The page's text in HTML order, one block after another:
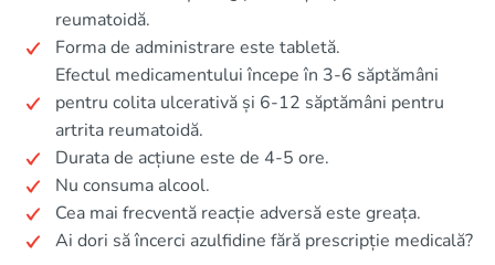
reumatoidă.
Forma de administrare este tabletă.
Efectul medicamentului începe în 3-6 săptămâni
pentru colita ulcerativă și 6-12 săptămâni pentru
artrita reumatoidă.
Durata de acțiune este de 4-5 ore.
Nu consuma alcool.
Cea mai frecventă reacție adversă este greața.
Ai dori să încerci azulfidine fără prescripție medicală?